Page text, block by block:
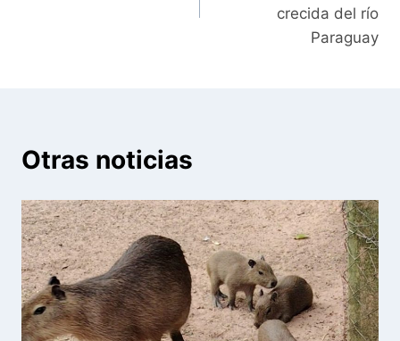
crecida del río
Paraguay
Otras noticias